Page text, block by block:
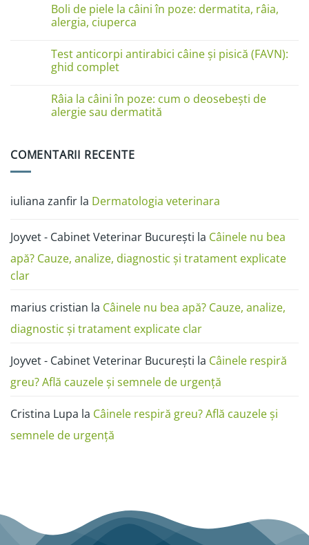
Cauze
și
soluții
la
Boli
de
pisici
în
imagini:
ciupercă,
alergii
și
Boli de piele la câini în poze: dermatita, râia,
alergia, ciuperca
Boli
de
câini
în
poze:
ciuperca
Test anticorpi antirabici câine și pisică (FAVN):
ghid complet
la
Test
anticorpi
pisică
Râia la câini în poze: cum o deosebești de
alergie sau dermatită
Râia
cum
o
alergie
sau
COMENTARII RECENTE
iuliana zanfir la Dermatologia veterinara
Joyvet - Cabinet Veterinar București la Câinele nu bea
apă? Cauze, analize, diagnostic și tratament explicate
clar
marius cristian la Câinele nu bea apă? Cauze, analize,
diagnostic și tratament explicate clar
Joyvet - Cabinet Veterinar București la Câinele respiră
greu? Află cauzele și semnele de urgență
Cristina Lupa la Câinele respiră greu? Află cauzele și
semnele de urgență